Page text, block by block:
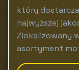
który
najwyższej
Zlokalizowany
asortyment